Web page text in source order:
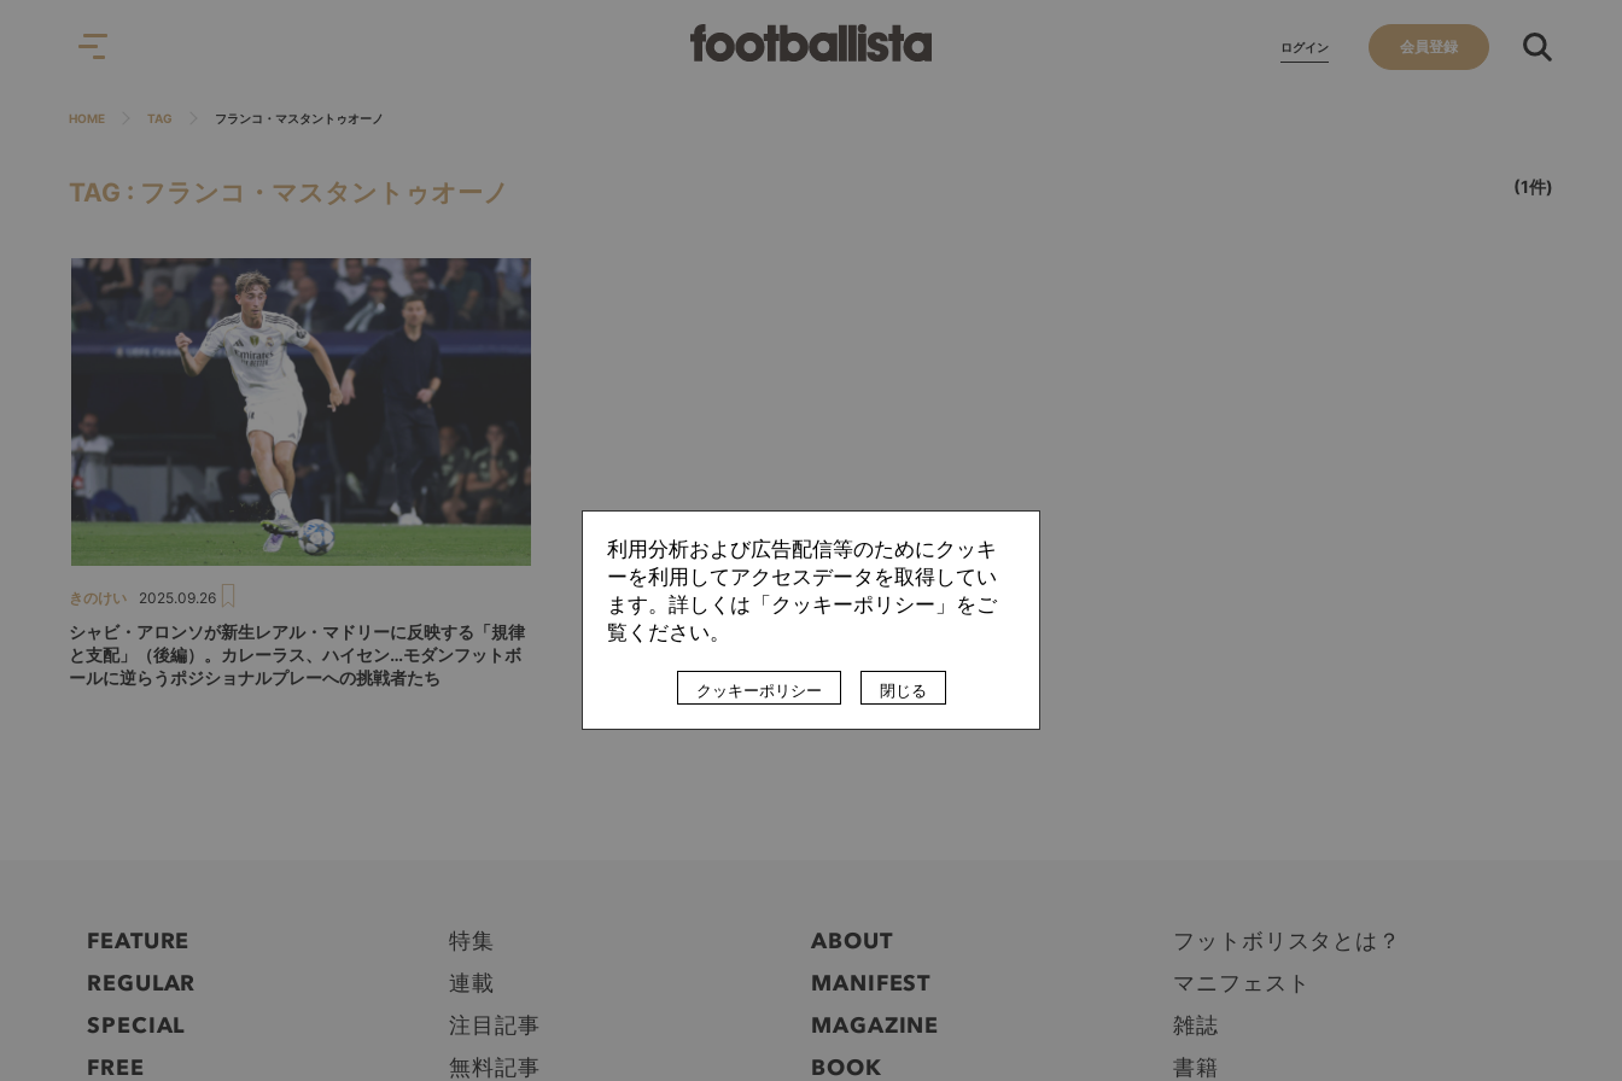
ログイン 会員登録
HOME TAG フランコ・マスタントゥオーノ
TAG : フランコ・マスタントゥオーノ (1件)
きのけい 2025.09.26
シャビ・アロンソが新生レアル・マドリーに反映する「規律
と支配」（後編）。カレーラス、ハイセン…モダンフットボ
ールに逆らうポジショナルプレーへの挑戦者たち
FEATURE
特集
REGULAR
連載
SPECIAL
注目記事
FREE
無料記事
ABOUT
フットボリスタとは？
MANIFEST
マニフェスト
MAGAZINE
雑誌
BOOK
書籍
利用分析および広告配信等のためにクッキ
ーを利用してアクセスデータを取得してい
ます。詳しくは「クッキーポリシー」をご
覧ください。
クッキーポリシー 閉じる